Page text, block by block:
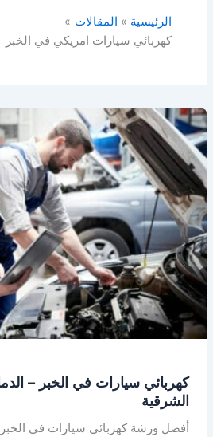
الرئيسية
المقالات
كهربائي سيارات امريكي في الخبر
كهربائي سيارات في الخبر –
الشرقية
أفضل ورشة كهربائي سيارات في الخبر
كهربائي
سيارات
في
الخبر
–
الدمام
–
المنطقة
الشرقية